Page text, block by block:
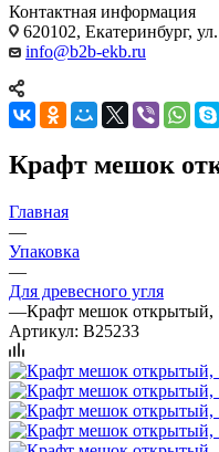
Контактная информация
620102, Екатеринбург,
info@b2b-ekb.ru
Крафт мешок
Главная
—
Упаковка
—
Для древесного угля
—Крафт мешок
Артикул: B25233